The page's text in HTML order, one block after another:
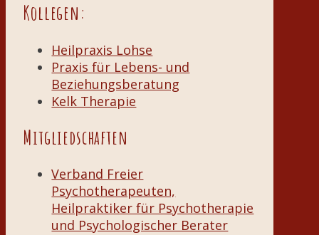
Kollegen:
Heilpraxis Lohse
Praxis für Lebens- und
Beziehungsberatung
Kelk Therapie
Mitgliedschaften
Verband Freier
Psychotherapeuten,
Heilpraktiker für Psychotherapie
und Psychologischer Berater